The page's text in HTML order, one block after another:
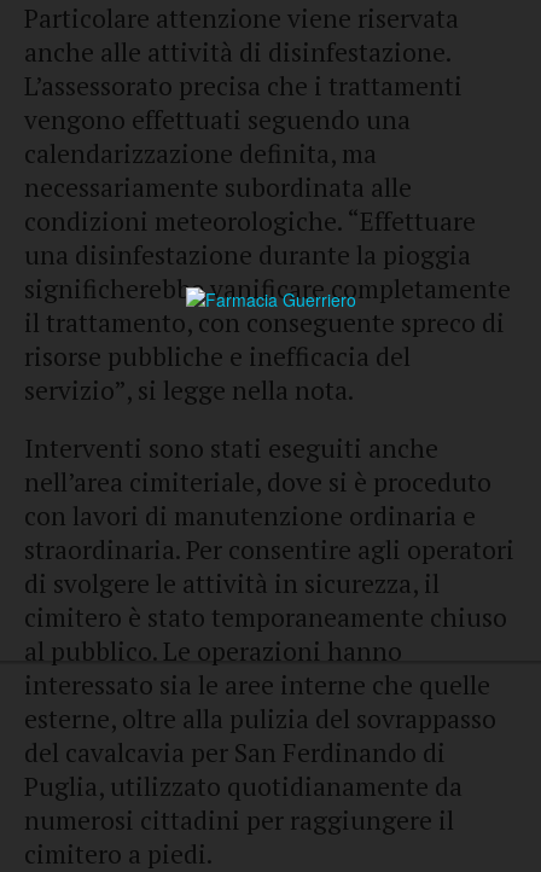
Particolare attenzione viene riservata
anche alle attività di disinfestazione.
L’assessorato precisa che i trattamenti
vengono effettuati seguendo una
calendarizzazione definita, ma
necessariamente subordinata alle
condizioni meteorologiche. “Effettuare
una disinfestazione durante la pioggia
significherebbe vanificare completamente
il trattamento, con conseguente spreco di
risorse pubbliche e inefficacia del
servizio”, si legge nella nota.
Interventi sono stati eseguiti anche
nell’area cimiteriale, dove si è proceduto
con lavori di manutenzione ordinaria e
straordinaria. Per consentire agli operatori
di svolgere le attività in sicurezza, il
cimitero è stato temporaneamente chiuso
al pubblico. Le operazioni hanno
interessato sia le aree interne che quelle
esterne, oltre alla pulizia del sovrappasso
del cavalcavia per San Ferdinando di
Puglia, utilizzato quotidianamente da
numerosi cittadini per raggiungere il
cimitero a piedi.